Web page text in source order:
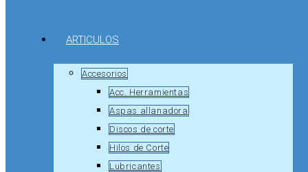
ARTICULOS
Accesorios
Acc. Herramientas
Aspas allanadora
Discos de corte
Hilos de Corte
Lubricantes